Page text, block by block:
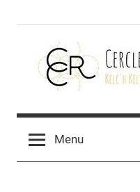
Cercle
celtique
Menu